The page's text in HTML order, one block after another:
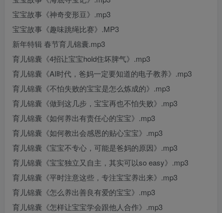
宝宝故事《神奇变形豆》.mp3
宝宝故事《趣味跳绳比赛》.MP3
新年特辑 春节育儿锦囊.mp3
育儿锦囊《4招让宝宝hold住坏脾气》.mp3
育儿锦囊《AI时代，爸妈一定要知道的电子教养》.mp3
育儿锦囊《不怕失败的宝宝是怎么炼成的》.mp3
育儿锦囊《做到这几步，宝宝再也不怕失败》.mp3
育儿锦囊《如何养出有责任心的宝宝》.mp3
育儿锦囊《如何教出会感恩的贴心宝宝》.mp3
育儿锦囊《宝宝不专心，可能是爸妈的原因》.mp3
育儿锦囊《宝宝独立又自主，其实可以so easy》.mp3
育儿锦囊《平时注意这些，专注宝宝养出来》.mp3
育儿锦囊《怎么养出善良有爱的宝宝》.mp3
育儿锦囊《怎样让宝宝学会跟他人合作》.mp3